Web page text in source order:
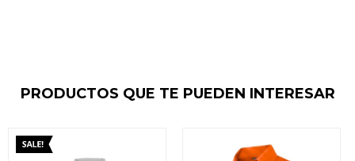
PRODUCTOS QUE TE PUEDEN INTERESAR